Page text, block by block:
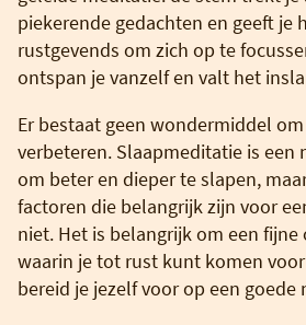
piekerende gedachten en geeft je
rustgevends om zich op te
ontspan je vanzelf en valt het
Er bestaat geen wondermiddel
verbeteren. Slaapmeditatie is een
om beter en dieper te slapen,
factoren die belangrijk zijn voor
niet. Het is belangrijk om een fijne
waarin je tot rust kunt komen
bereid je jezelf voor op een goede